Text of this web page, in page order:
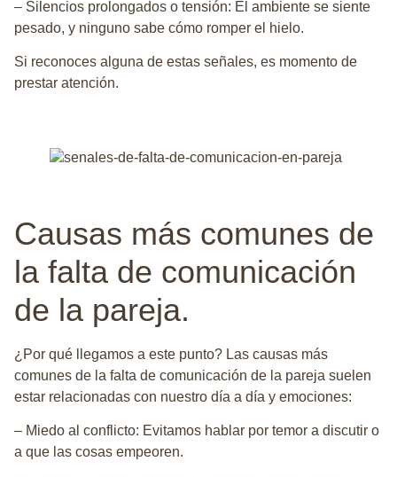
– Silencios prolongados o tensión: El ambiente se siente
pesado, y ninguno sabe cómo romper el hielo.
Si reconoces alguna de estas señales, es momento de
prestar atención.
Causas más comunes de
la falta de comunicación
de la pareja.
¿Por qué llegamos a este punto? Las causas más
comunes de la falta de comunicación de la pareja suelen
estar relacionadas con nuestro día a día y emociones:
– Miedo al conflicto: Evitamos hablar por temor a discutir o
a que las cosas empeoren.